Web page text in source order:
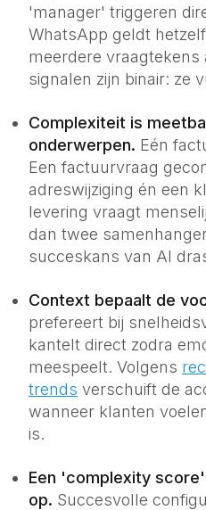
'manager' triggeren
WhatsApp geldt
meerdere vraagtekens
signalen zijn binair: ze
Complexiteit is
onderwerpen. Eén
Een factuurvraag
adreswijziging én een
levering vraagt
dan twee
succeskans van AI
Context bepaalt de
prefereert bij
kantelt direct zodra
meespeelt. Volgens
trends verschuift de
wanneer klanten
is.
Een 'complexity
op. Succesvolle